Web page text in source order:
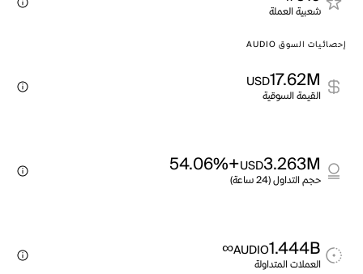
شعبية العملة
إحصائيات السوق AUDIO
17.62M
USD
القيمة السوقية
3.263M
USD
+54.06%
حجم التداول (24 ساعة)
1.444B
AUDIO
∞
العملات المتداولة